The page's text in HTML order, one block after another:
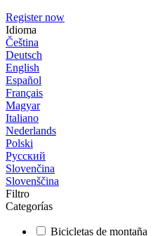
Register now
Idioma
Čeština
Deutsch
English
Español
Français
Magyar
Italiano
Nederlands
Polski
Русский
Slovenčina
Slovenščina
Filtro
Categorías
Bicicletas de montaña